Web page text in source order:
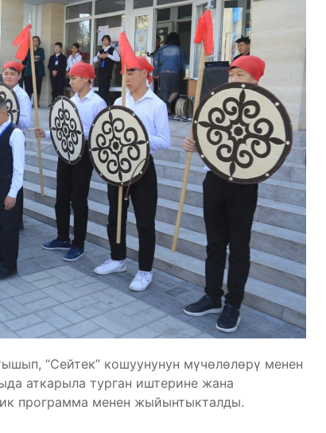
“Сейтек” кошуунунун мүчөлөлөрү менен
аткарыла турган иштерине жана
программа менен жыйынтыкталды.